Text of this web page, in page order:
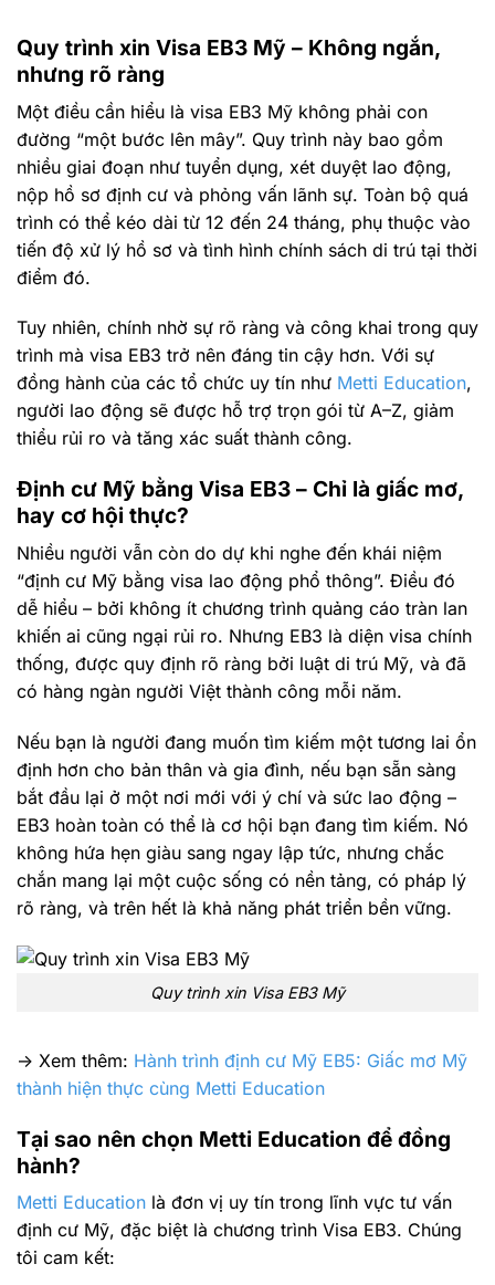
Quy trình xin Visa EB3 Mỹ – Không ngắn,
nhưng rõ ràng
Một điều cần hiểu là visa EB3 Mỹ không phải con
đường “một bước lên mây”. Quy trình này bao gồm
nhiều giai đoạn như tuyển dụng, xét duyệt lao động,
nộp hồ sơ định cư và phỏng vấn lãnh sự. Toàn bộ quá
trình có thể kéo dài từ 12 đến 24 tháng, phụ thuộc vào
tiến độ xử lý hồ sơ và tình hình chính sách di trú tại thời
điểm đó.
Tuy nhiên, chính nhờ sự rõ ràng và công khai trong quy
trình mà visa EB3 trở nên đáng tin cậy hơn. Với sự
đồng hành của các tổ chức uy tín như Metti Education,
người lao động sẽ được hỗ trợ trọn gói từ A–Z, giảm
thiểu rủi ro và tăng xác suất thành công.
Định cư Mỹ bằng Visa EB3 – Chỉ là giấc mơ,
hay cơ hội thực?
Nhiều người vẫn còn do dự khi nghe đến khái niệm
“định cư Mỹ bằng visa lao động phổ thông”. Điều đó
dễ hiểu – bởi không ít chương trình quảng cáo tràn lan
khiến ai cũng ngại rủi ro. Nhưng EB3 là diện visa chính
thống, được quy định rõ ràng bởi luật di trú Mỹ, và đã
có hàng ngàn người Việt thành công mỗi năm.
Nếu bạn là người đang muốn tìm kiếm một tương lai ổn
định hơn cho bản thân và gia đình, nếu bạn sẵn sàng
bắt đầu lại ở một nơi mới với ý chí và sức lao động –
EB3 hoàn toàn có thể là cơ hội bạn đang tìm kiếm. Nó
không hứa hẹn giàu sang ngay lập tức, nhưng chắc
chắn mang lại một cuộc sống có nền tảng, có pháp lý
rõ ràng, và trên hết là khả năng phát triển bền vững.
Quy trình xin Visa EB3 Mỹ
-> Xem thêm: Hành trình định cư Mỹ EB5: Giấc mơ Mỹ
thành hiện thực cùng Metti Education
Tại sao nên chọn Metti Education để đồng
hành?
Metti Education là đơn vị uy tín trong lĩnh vực tư vấn
định cư Mỹ, đặc biệt là chương trình Visa EB3. Chúng
tôi cam kết: